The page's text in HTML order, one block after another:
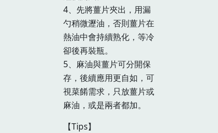
4、先將薑片夾出，用漏
勺稍微瀝油，否則薑片在
熱油中會持續熟化，等冷
卻後再裝瓶。
5、麻油與薑片可分開保
存，後續應用更自如，可
視菜餚需求，只放薑片或
麻油，或是兩者都加。
【Tips】